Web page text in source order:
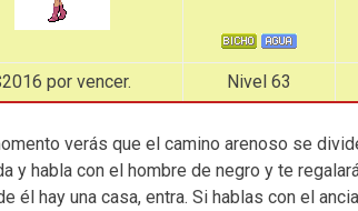
por vencer. Nivel 63
verás que el camino arenoso se
y habla con el hombre de negro y te
él hay una casa, entra. Si hablas con el